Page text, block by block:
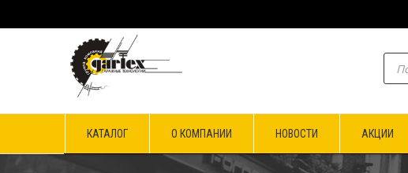
КАТАЛОГ О КОМПАНИИ НОВОСТИ АКЦИИ